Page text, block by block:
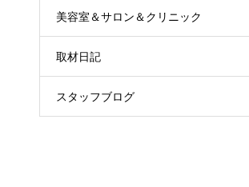
美容室＆サロン＆クリニック
取材日記
スタッフブログ